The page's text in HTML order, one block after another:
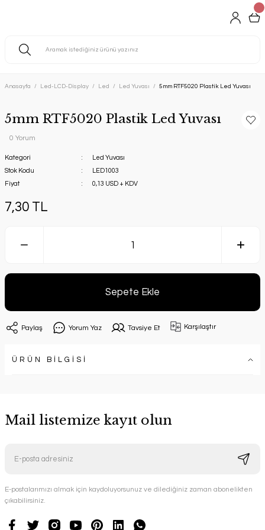
Anasayfa Led-LCD-Display Led Led Yuvası 5mm RTF5020 Plastik Led Yuvası
5mm RTF5020 Plastik Led Yuvası
0 Yorum
Kategori
Led Yuvası
Stok Kodu
LED1003
Fiyat
0,13 USD + KDV
7,30 TL
Sepete Ekle
Paylaş Yorum Yaz Tavsiye Et Karşılaştır
ÜRÜN BİLGİSİ
Mail listemize kayıt olun
E-postalarımızı almak için kaydoluyorsunuz ve dilediğiniz zaman abonelikten
çıkabilirsiniz.